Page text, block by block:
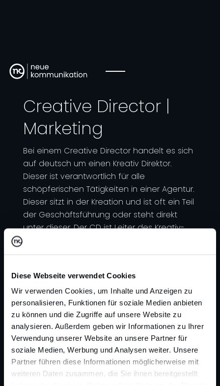
Diese Webseite verwendet Cookies
Wir verwenden Cookies, um Inhalte und Anzeigen zu
personalisieren, Funktionen für soziale Medien anbieten
zu können und die Zugriffe auf unsere Website zu
analysieren. Außerdem geben wir Informationen zu Ihrer
Verwendung unserer Website an unsere Partner für
soziale Medien, Werbung und Analysen weiter. Unsere
Partner führen diese Informationen möglicherweise mit
weiteren Daten zusammen, die Sie ihnen bereitgestellt
Zurück zur Übersicht
Creative Director |
Marketing
Bei einem Creative Director handelt es sich
auf deutsch um einen Kreativ Direktor.
Dieser ist verantwortlich für alle
schöpferischen Tätigkeiten in einer Agentur.
Dieser sitzt in der Kreation und ist oft ein Teil
der Geschäftsführung oder steht direkt
unter dieser. Der CD ist Leiter des Kreativ-